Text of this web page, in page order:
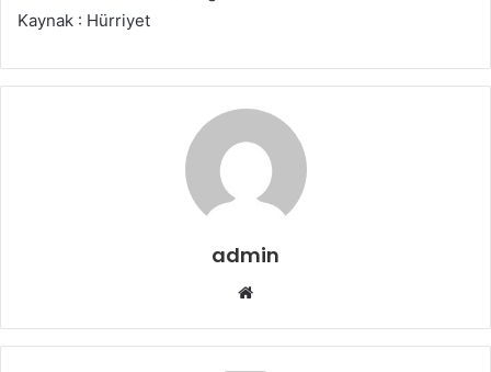
Kaynak : Hürriyet
admin
Web